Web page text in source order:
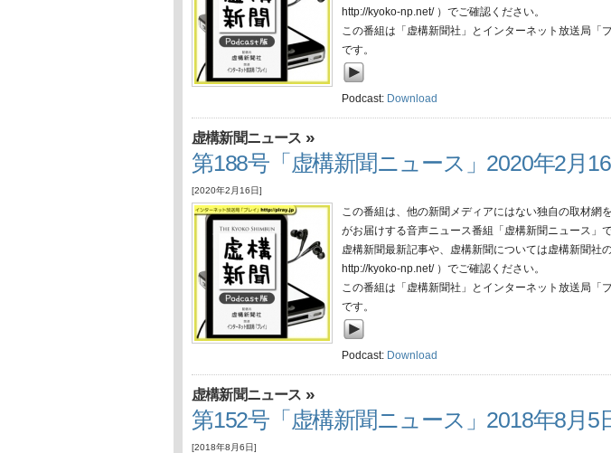
http://kyoko-np.net/ ）でご確認ください。
この番組は「虚構新聞社」とインターネット放送局「
です。
Podcast: Download
虚構新聞ニュース »
第188号「虚構新聞ニュース」2020年2月16
[2020年2月16日]
この番組は、他の新聞メディアにはない独自の取材網
がお届けする音声ニュース番組「虚構新聞ニュース」で
虚構新聞最新記事や、虚構新聞については虚構新聞社
http://kyoko-np.net/ ）でご確認ください。
この番組は「虚構新聞社」とインターネット放送局「
です。
Podcast: Download
虚構新聞ニュース »
第152号「虚構新聞ニュース」2018年8月5
[2018年8月6日]